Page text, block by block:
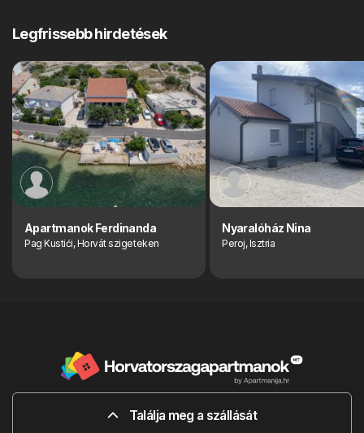
Legfrissebb hirdetések
Apartmanok Ferdinanda
Pag Kustići, Horvát szigeteken
Nyaralóház Nina
Peroj, Isztria
Találja meg a szállását